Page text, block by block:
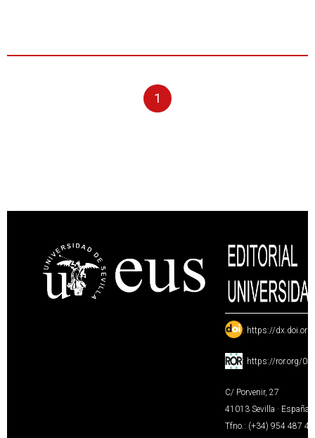
1
: https://
: https://ror.org/
C/ Porvenir, 27
41013 Sevilla · España
Tfno.: (+34) 954 487